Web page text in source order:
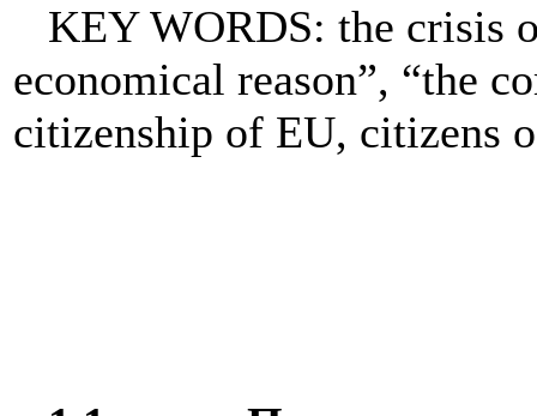
KEY WORDS: the crisis
economical reason”, “the
citizenship of EU, citizens